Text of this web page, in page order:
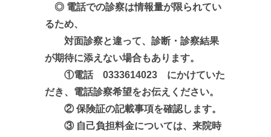
◎ 電話での診察は情報量が限られてい
るため、
対面診察と違って、診断・診察結果
が期待に添えない場合もあります。
①電話 0333614023 にかけていた
だき、電話診察希望をお伝えください。
② 保険証の記載事項を確認します。
③ 自己負担料金については、来院時